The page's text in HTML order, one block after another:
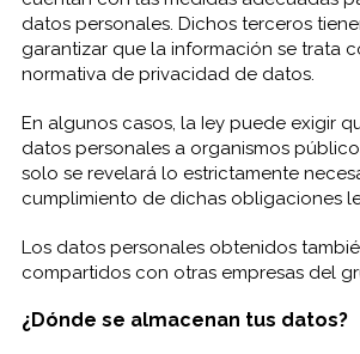
datos personales. Dichos terceros
garantizar que la información se trata
normativa de privacidad de datos.
En algunos casos, la Iey puede exigir
datos personales a organismos
solo se revelará lo estrictamente
cumplimiento de dichas obligaciones
Los datos personales obtenidos
compartidos con otras empresas del
¿Dónde se almacenan tus datos?